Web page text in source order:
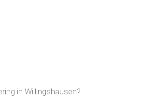
in Willingshausen?